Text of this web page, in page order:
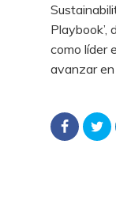
Playbook’,
como líder
avanzar